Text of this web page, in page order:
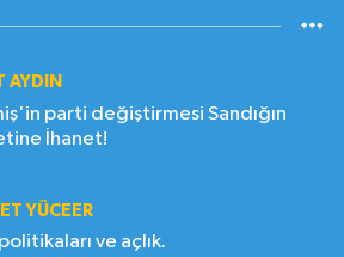
AYDIN
parti değiştirmesi Sandığın
İhanet!
YÜCEER
ve açlık.